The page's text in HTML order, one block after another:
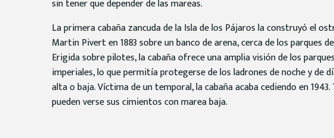
sin tener que depender de las mareas.
La primera cabaña zancuda de la Isla de los Pájaros la construyó el
Martin Pivert en 1883 sobre un banco de arena, cerca de los parques
Erigida sobre pilotes, la cabaña ofrece una amplia visión de los
imperiales, lo que permitía protegerse de los ladrones de noche y de
alta o baja. Víctima de un temporal, la cabaña acaba cediendo en
pueden verse sus cimientos con marea baja.